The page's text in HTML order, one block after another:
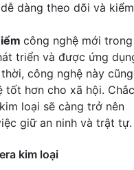
dàng theo dõi và kiểm
công nghệ mới trong
triển và được ứng
công nghệ này cũng
tốt hơn cho xã hội. Chắc
loại sẽ càng trở nên
giữ an ninh và trật tự.
kim loại